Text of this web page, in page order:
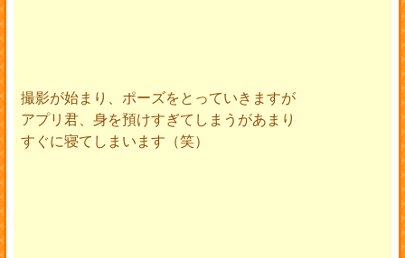
撮影が始まり、ポーズをとっていきますが
アプリ君、身を預けすぎてしまうがあまり
すぐに寝てしまいます（笑）